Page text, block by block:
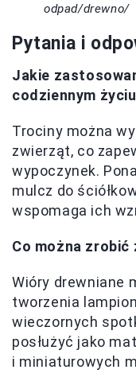
odpad/drewno/
Pytania i
Jakie
codziennym
Trociny można
zwierząt, co
wypoczynek.
mulcz do
wspomaga ich
Co można zrobić
Wióry drewniane
tworzenia
wieczornych
posłużyć jako
i miniaturowych